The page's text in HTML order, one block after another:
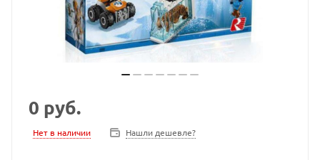
0 руб.
Нет в наличии Нашли дешевле?